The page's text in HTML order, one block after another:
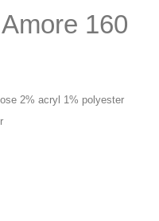
160
2% acryl 1% polyester